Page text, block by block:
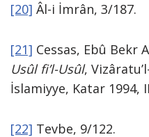
[20] Âl-i İmrân, 3/187.
[21] Cessas, Ebû Bekr
Usûl fi’l-Usûl,
İslamiyye, Katar 1994,
[22] Tevbe, 9/122.